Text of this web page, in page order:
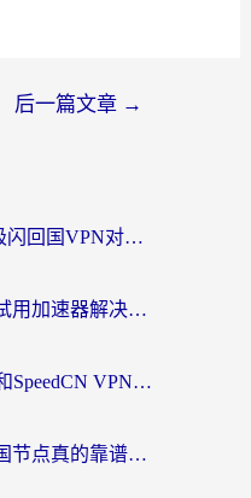
后一篇文章 →
Malus VPN好用吗？和极闪回国VPN对比哪个回国效果更好？海外党亲测3款加速器+避坑指南
海外党必看：如何通过试用加速器解决国内APP地区限制？附2026最新对比测评
雷神手游VPN好用吗？和SpeedCN VPN对比哪个回国效果更好？海外党亲测3款加速器+避坑指南
海外党别踩坑：免费回国节点真的靠谱吗？教你选对加速器无缝访问国内资源